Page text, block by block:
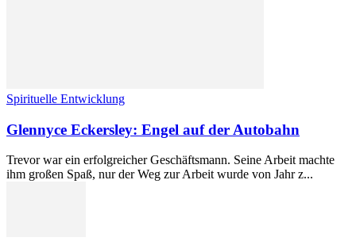
Spirituelle Entwicklung
Glennyce Eckersley: Engel auf der Autobahn
Trevor war ein erfolgreicher Geschäftsmann. Seine Arbeit machte
ihm großen Spaß, nur der Weg zur Arbeit wurde von Jahr z...